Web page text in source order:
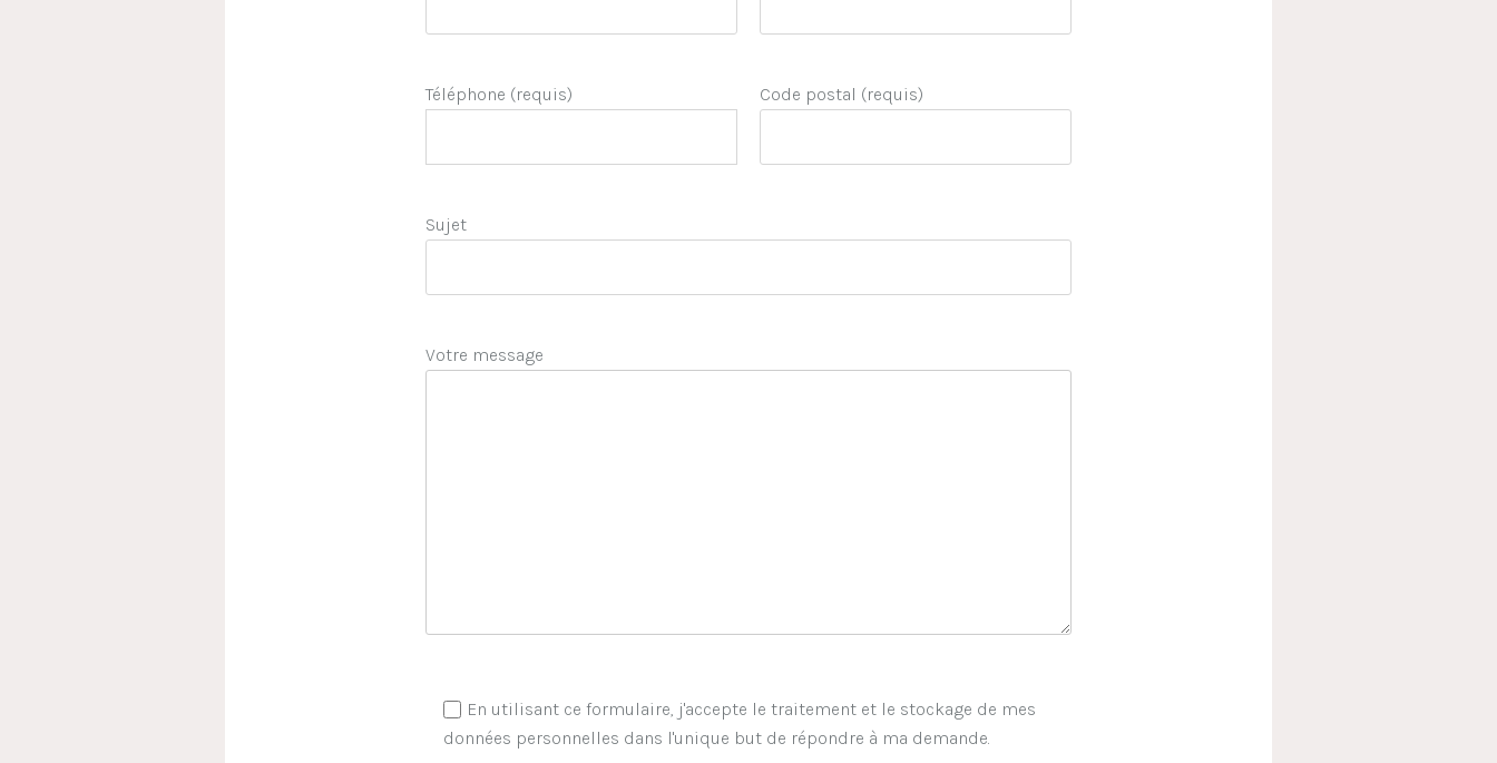
Téléphone (requis) Code postal (requis)
Sujet
Votre message
En utilisant ce formulaire, j'accepte le traitement et le stockage de mes
données personnelles dans l'unique but de répondre à ma demande.